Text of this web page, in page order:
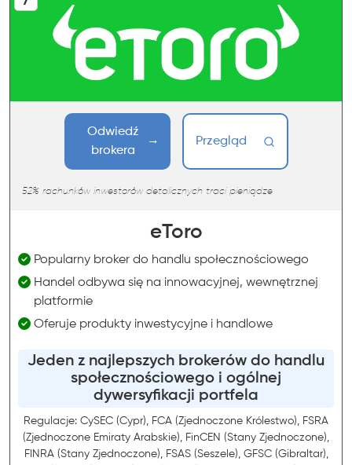
Odwiedź
brokera
Przegląd
52% rachunków inwestorów detalicznych traci pieniądze
eToro
Popularny broker do handlu społecznościowego
Handel odbywa się na innowacyjnej, wewnętrznej
platformie
Oferuje produkty inwestycyjne i handlowe
Jeden z najlepszych brokerów do handlu
społecznościowego i ogólnej
dywersyfikacji portfela
Regulacje: CySEC (Cypr), FCA (Zjednoczone Królestwo), FSRA
(Zjednoczone Emiraty Arabskie), FinCEN (Stany Zjednoczone),
FINRA (Stany Zjednoczone), FSAS (Seszele), GFSC (Gibraltar),